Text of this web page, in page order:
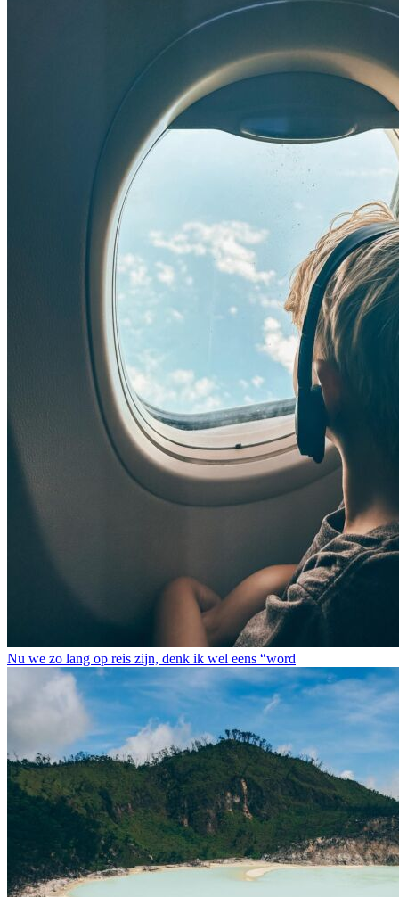
Nu we zo lang op reis zijn, denk ik wel eens “word